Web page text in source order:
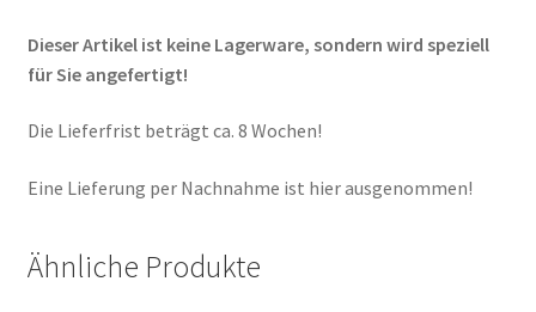
Dieser Artikel ist keine Lagerware, sondern wird speziell
für Sie angefertigt!
Die Lieferfrist beträgt ca. 8 Wochen!
Eine Lieferung per Nachnahme ist hier ausgenommen!
Ähnliche Produkte